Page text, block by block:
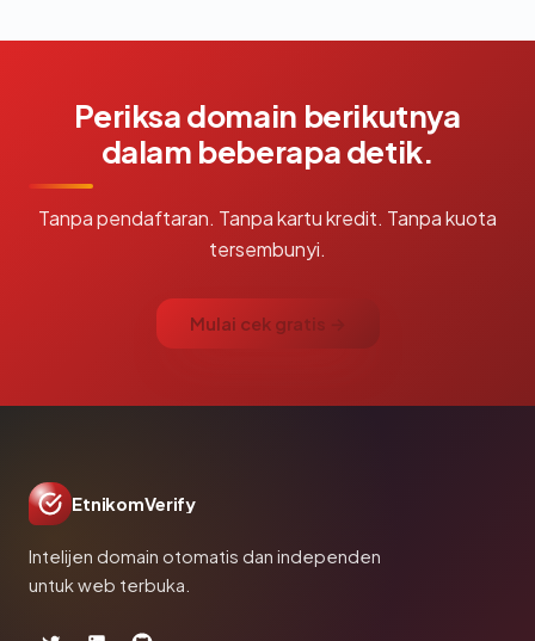
Periksa domain berikutnya
dalam beberapa detik.
Tanpa pendaftaran. Tanpa kartu kredit. Tanpa kuota
tersembunyi.
Mulai cek gratis →
EtnikomVerify
Intelijen domain otomatis dan independen
untuk web terbuka.